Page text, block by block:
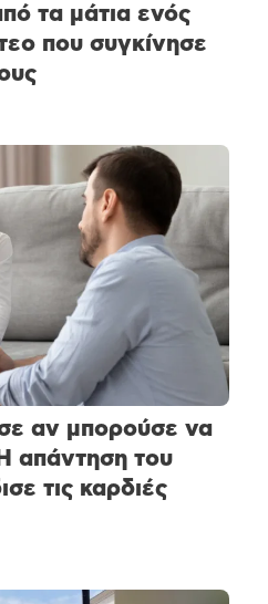
τα μάτια ενός
που συγκίνησε
αν μπορούσε να
απάντηση του
τις καρδιές